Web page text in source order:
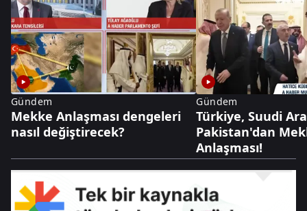
Gündem
Mekke Anlaşması dengeleri
nasıl değiştirecek?
Gündem
Türkiye, Suudi
Pakistan'dan
Anlaşması!